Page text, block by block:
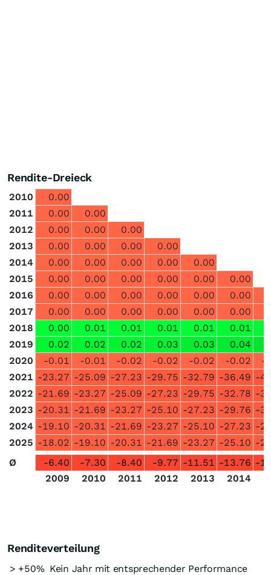
Rendite-Dreieck
2010
0.00
2011
0.00
0.00
2012
0.00 0.00
0.00
2013
0.00 0.00 0.00
0.00
2014
0.00 0.00 0.00 0.00
0.00
2015
0.00 0.00 0.00 0.00 0.00
0.00
2016
0.00 0.00 0.00 0.00 0.00 0.00
2017
0.00 0.00 0.00 0.00 0.00 0.00
2018
0.00 0.01 0.01 0.01 0.01 0.01
2019
0.02 0.02 0.02 0.03 0.03 0.04
2020
-0.01 -0.01 -0.02 -0.02 -0.02 -0.02
-
2021 -23.27 -25.09 -27.23 -29.75 -32.79 -36.49 -
2022 -21.69 -23.27 -25.09 -27.23 -29.75 -32.78 -
2023 -20.31 -21.69 -23.27 -25.10 -27.23 -29.76 -
2024 -19.10 -20.31 -21.69 -23.27 -25.10 -27.23 -
2025 -18.02 -19.10 -20.31 -21.69 -23.27 -25.10 -
Ø
-6.40 -7.30 -8.40 -9.77 -11.51 -13.76 -
2009
2010 2011 2012 2013 2014
Renditeverteilung
> +50% Kein Jahr mit entsprechender Performance